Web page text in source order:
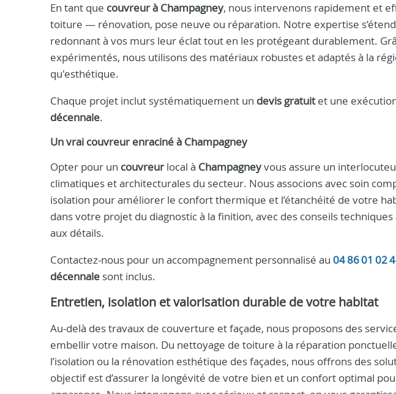
En tant que couvreur à Champagney, nous intervenons rapidement et
toiture — rénovation, pose neuve ou réparation. Notre expertise
redonnant à vos murs leur éclat tout en les protégeant durablement.
expérimentés, nous utilisons des matériaux robustes et adaptés à la
qu'esthétique.
Chaque projet inclut systématiquement un devis gratuitet une
décennale.
Un vrai couvreurenraciné à Champagney
Opter pour un couvreurlocal à Champagneyvous assure un
climatiques et architecturales du secteur. Nous associons avec soin
isolation pour améliorer le confort thermique et l’étanchéité de votre
dans votre projet du diagnostic à la finition, avec des conseils
aux détails.
Contactez-nous pour un accompagnement personnalisé au 04 86 01 02
décennale sont inclus.
Entretien, isolation et valorisation durable de votre habitat
Au-delà des travaux de couverture et façade, nous proposons des
embellir votre maison. Du nettoyage de toiture à la réparation
l’isolation ou la rénovation esthétique des façades, nous offrons des
objectif est d’assurer la longévité de votre bien et un confort optimal